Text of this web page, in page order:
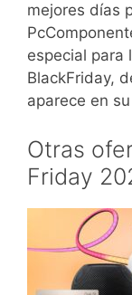
mejores días
especial para
BlackFriday,
aparece en
Otras
Friday